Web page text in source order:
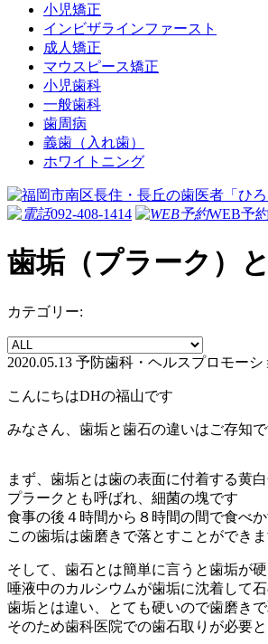
小児矯正
インビザラインファースト
成人矯正
マウスピース矯正
小児歯科
一般歯科
歯周病
義歯（入れ歯）
ホワイトニング
092-408-1414 WEB予約
歯垢（プラーク）
カテゴリー:
2020.05.13 予防歯科・ヘルスプロモーシ
こんにちはDHの福山です
みなさん、歯垢と歯石の違いはご存知で
まず、歯垢とは歯の表面に付着する黄
プラークとも呼ばれ、細菌の塊です
食事の後４時間から８時間の間で食べ
この歯垢は歯磨きで落とすことができ
そして、歯石とは簡単に言うと歯垢が
唾液中のカルシウムが歯垢に沈着して
歯垢とは違い、とても硬いので歯磨き
そのため歯科医院での歯石取りが必要